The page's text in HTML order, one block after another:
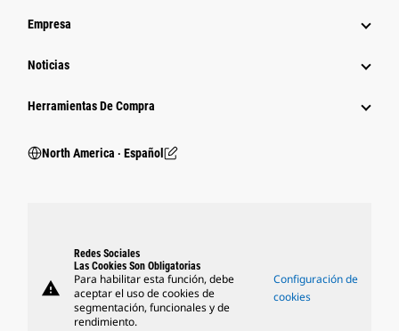
Empresa
Noticias
Herramientas De Compra
North America ‧ Español
warning
Redes Sociales
Las Cookies Son Obligatorias
Para habilitar esta función, debe
aceptar el uso de cookies de
segmentación, funcionales y de
rendimiento.
Configuración de
cookies